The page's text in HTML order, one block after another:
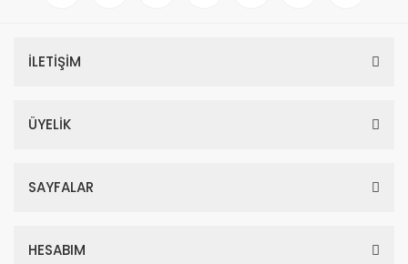
İLETİŞİM
ÜYELİK
SAYFALAR
HESABIM